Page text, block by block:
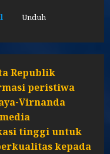
Unduh
Republik
peristiwa
Virnanda
tinggi untuk
kepada